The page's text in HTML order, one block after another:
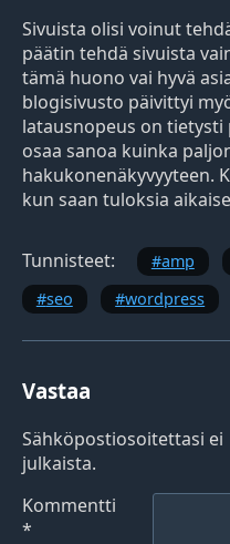
Sivuista olisi voinut
päätin tehdä sivuista
tämä huono vai hyvä
blogisivusto päivittyi
latausnopeus on
osaa sanoa kuinka
hakukonenäkyvyyteen.
kun saan tuloksia
Tunnisteet: amp
seo
wordpress
Vastaa
Sähköpostiosoitettasi ei
julkaista.
Kommentti
*